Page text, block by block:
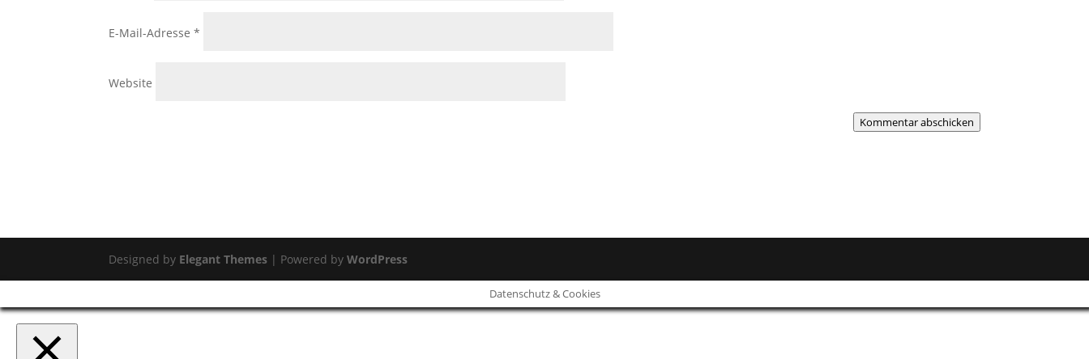
E-Mail-Adresse*
Website
Kommentar abschicken
Designed by Elegant Themes | Powered byWordPress
Datenschutz & Cookies